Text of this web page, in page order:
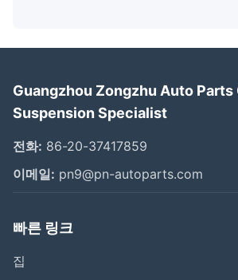
Guangzhou Zongzhu Auto
Suspension Specialist
전화: 86-20-37417859
이메일: pn9@pn-autoparts.com
빠른 링크
집